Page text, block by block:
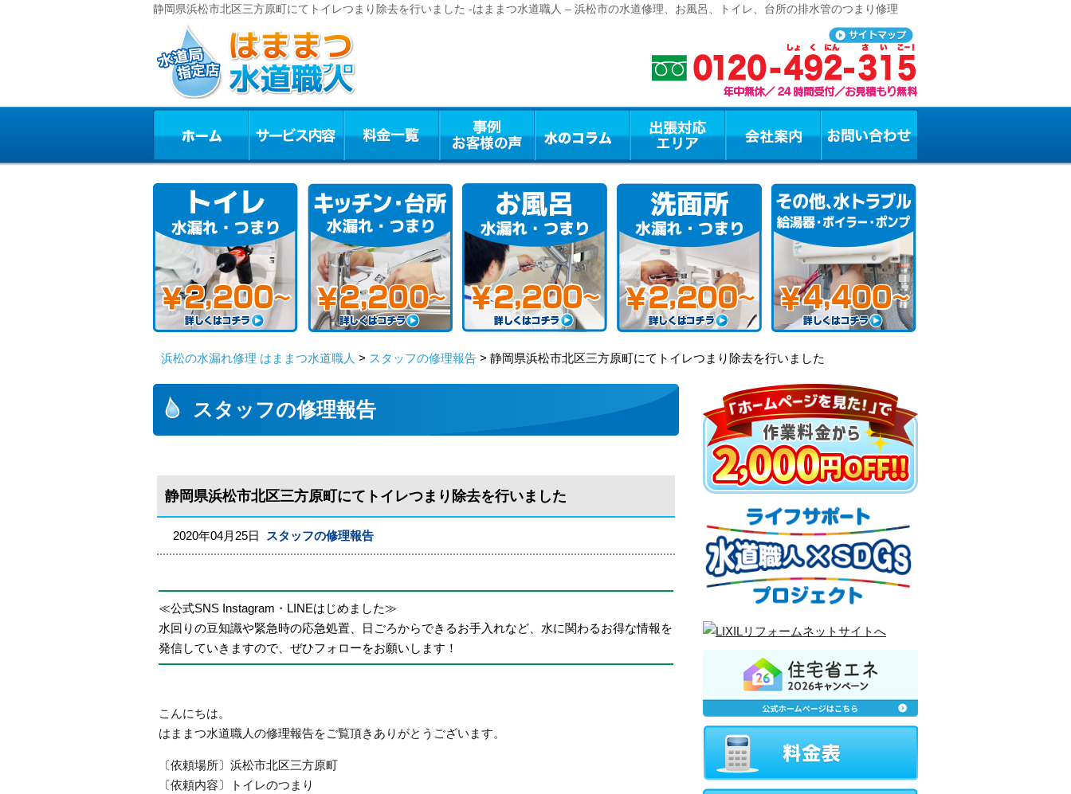
静岡県浜松市北区三方原町にてトイレつまり除去を行いました -はままつ水道職人 – 浜松市の水道修理、お風呂、トイレ、台所の排水管のつまり修理
浜松の水漏れ修理 はままつ水道職人 > スタッフの修理報告 > 静岡県浜松市北区三方原町にてトイレつまり除去を行いました
スタッフの修理報告
静岡県浜松市北区三方原町にてトイレつまり除去を行いました
2020年04月25日 スタッフの修理報告
≪公式SNS Instagram・LINEはじめました≫
水回りの豆知識や緊急時の応急処置、日ごろからできるお手入れなど、水に関わるお得な情報を
発信していきますので、ぜひフォローをお願いします！
こんにちは。
はままつ水道職人の修理報告をご覧頂きありがとうございます。
〔依頼場所〕浜松市北区三方原町
〔依頼内容〕トイレのつまり